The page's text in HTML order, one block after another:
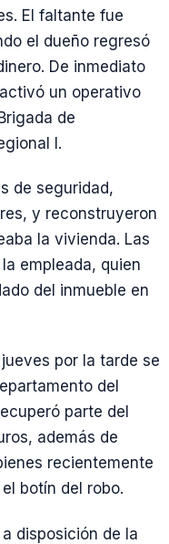
El faltante fue
el dueño regresó
De inmediato
un operativo
de
I.
de seguridad,
y reconstruyeron
la vivienda. Las
empleada, quien
del inmueble en
por la tarde se
del
parte del
además de
recientemente
botín del robo.
disposición de la